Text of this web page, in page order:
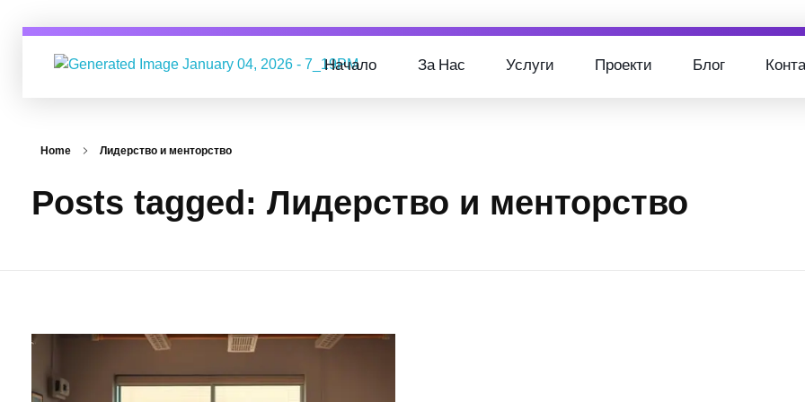
Начало За Нас Услуги Проекти Блог
Home Лидерство и менторство
Posts tagged: Лидерство и менторство